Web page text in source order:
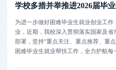
学校多措并举推进2026届毕
为进一步做好困难毕业生就业创业工
业，近期，我校深入贯彻落实国家及
部署，坚持“重点关注、重点推荐、重
困难毕业生就业帮扶工作，全力护航